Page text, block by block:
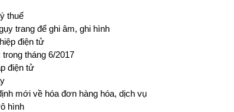
thuế
trang để ghi âm, ghi hình
điện tử
tháng 6/2017
điện tử
mới về hóa đơn hàng hóa, dịch vụ
hình